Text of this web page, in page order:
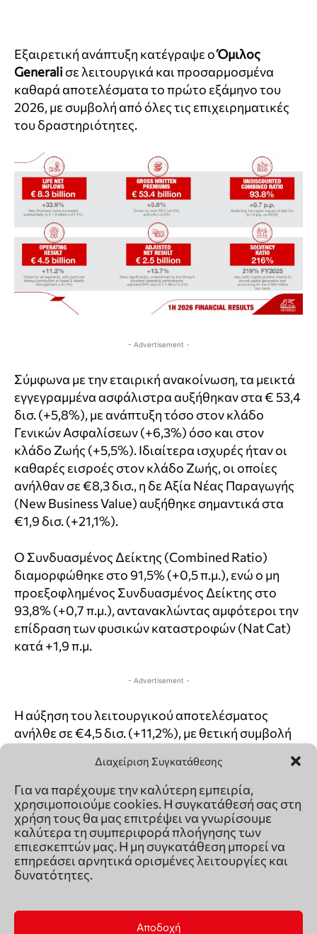
Διαχείριση Συγκατάθεσης
Για να παρέχουμε την καλύτερη εμπειρία,
χρησιμοποιούμε cookies. Η συγκατάθεσή σας στη
χρήση τους θα μας επιτρέψει να γνωρίσουμε
καλύτερα τη συμπεριφορά πλοήγησης των
επιεσκεπτών μας. Η μη συγκατάθεση μπορεί να
επηρεάσει αρνητικά ορισμένες λειτουργίες και
δυνατότητες.
Αποδοχή